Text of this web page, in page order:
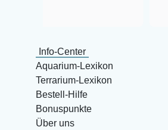
Info-Center
Aquarium-Lexikon
Terrarium-Lexikon
Bestell-Hilfe
Bonuspunkte
Über uns